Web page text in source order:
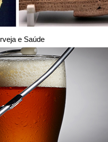
e Saúde